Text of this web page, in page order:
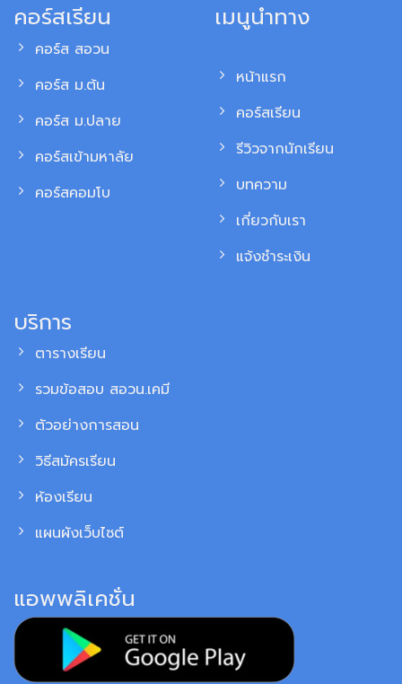
คอร์สเรียน
คอร์ส สอวน
คอร์ส ม.ต้น
คอร์ส ม.ปลาย
คอร์สเข้ามหาลัย
คอร์สคอมโบ
เมนูนำทาง
หน้าแรก
คอร์สเรียน
รีวิวจากนักเรียน
บทความ
เกี่ยวกับเรา
แจ้งชำระเงิน
บริการ
ตารางเรียน
รวมข้อสอบ สอวน.เคมี
ตัวอย่างการสอน
วิธีสมัครเรียน
ห้องเรียน
แผนผังเว็บไซต์
แอพพลิเคชั่น